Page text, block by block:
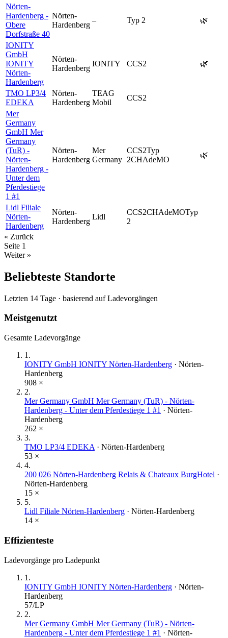
Nörten-
Hardenberg -
Obere
Dorfstraße 40
Nörten-
Hardenberg
– Typ 2 🌿
IONITY
GmbH
IONITY
Nörten-
Hardenberg
Nörten-
Hardenberg
IONITY CCS2 🌿
TMO LP3/4
EDEKA
Nörten-
Hardenberg
TEAG
Mobil
CCS2
Mer
Germany
GmbH Mer
Germany
(TuR) -
Nörten-
Hardenberg -
Unter dem
Pferdestiege
1 #1
Nörten-
Hardenberg
Mer
Germany
CCS2Typ
2CHAdeMO
🌿
Lidl Filiale
Nörten-
Hardenberg
Nörten-
Hardenberg
Lidl
CCS2CHAdeMOTyp
2
« Zurück
Seite 1
Weiter »
Beliebteste Standorte
Letzten 14 Tage · basierend auf Ladevorgängen
Meistgenutzt
Gesamte Ladevorgänge
1 .
IONITY GmbH IONITY Nörten-Hardenberg · Nörten-
Hardenberg
908 ×
2.
Mer Germany GmbH Mer Germany (TuR) - Nörten-
Hardenberg - Unter dem Pferdestiege 1 #1 · Nörten-
Hardenberg
262 ×
3.
TMO LP3/4 EDEKA · Nörten-Hardenberg
53 ×
4.
200 026 Nörten-Hardenberg Relais & Chateaux BurgHotel ·
Nörten-Hardenberg
15 ×
5.
Lidl Filiale Nörten-Hardenberg · Nörten-Hardenberg
14 ×
Effizienteste
Ladevorgänge pro Ladepunkt
1 .
IONITY GmbH IONITY Nörten-Hardenberg · Nörten-
Hardenberg
57/LP
2.
Mer Germany GmbH Mer Germany (TuR) - Nörten-
Hardenberg - Unter dem Pferdestiege 1 #1 · Nörten-